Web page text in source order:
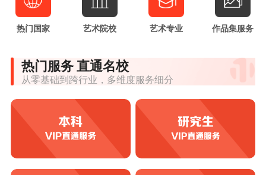
热门国家 艺术院校 艺术专业 作品集服务
热门服务 直通名校
从零基础到跨行业，多维度服务细分